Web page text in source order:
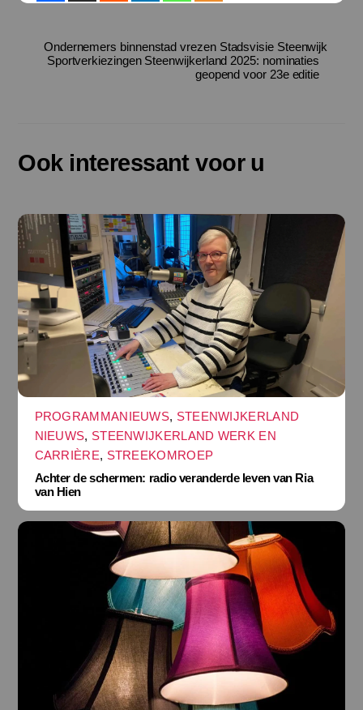
Ondernemers binnenstad vrezen Stadsvisie Steenwijk
Sportverkiezingen Steenwijkerland 2025: nominaties
geopend voor 23e editie
Ook interessant voor u
PROGRAMMANIEUWS, STEENWIJKERLAND
NIEUWS, STEENWIJKERLAND WERK EN
CARRIÈRE, STREEKOMROEP
Achter de schermen: radio veranderde leven van Ria
van Hien